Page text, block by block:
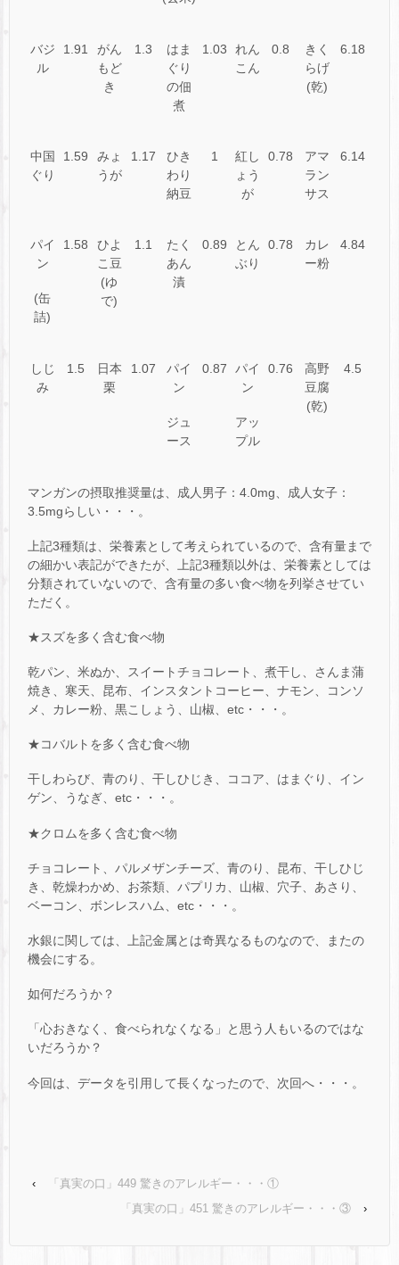
バジ
ル
1.91
がん
もど
き
1.3
はま
ぐり
の佃
煮
1.03
れん
こん
0.8
きく
らげ
(乾)
6.18
中国
ぐり
1.59
みょ
うが
1.17
ひき
わり
納豆
1
紅し
ょう
が
0.78
アマ
ラン
サス
6.14
パイ
ン
(缶
詰)
1.58
ひよ
こ豆
(ゆ
で)
1.1
たく
あん
漬
0.89
とん
ぶり
0.78
カレ
ー粉
4.84
しじ
み
1.5
日本
栗
1.07
パイ
ン
ジュ
ース
0.87
パイ
ン
アッ
プル
0.76
高野
豆腐
(乾)
4.5
マンガンの摂取推奨量は、成人男子：4.0mg、成人女子：
3.5mgらしい・・・。
上記3種類は、栄養素として考えられているので、含有量まで
の細かい表記ができたが、上記3種類以外は、栄養素としては
分類されていないので、含有量の多い食べ物を列挙させてい
ただく。
★スズを多く含む食べ物
乾パン、米ぬか、スイートチョコレート、煮干し、さんま蒲
焼き、寒天、昆布、インスタントコーヒー、ナモン、コンソ
メ、カレー粉、黒こしょう、山椒、etc・・・。
★コバルトを多く含む食べ物
干しわらび、青のり、干しひじき、ココア、はまぐり、イン
ゲン、うなぎ、etc・・・。
★クロムを多く含む食べ物
チョコレート、パルメザンチーズ、青のり、昆布、干しひじ
き、乾燥わかめ、お茶類、パプリカ、山椒、穴子、あさり、
ベーコン、ボンレスハム、etc・・・。
水銀に関しては、上記金属とは奇異なるものなので、またの
機会にする。
如何だろうか？
「心おきなく、食べられなくなる」と思う人もいるのではな
いだろうか？
今回は、データを引用して長くなったので、次回へ・・・。
‹
「真実の口」449 驚きのアレルギー・・・①
「真実の口」451 驚きのアレルギー・・・③
›